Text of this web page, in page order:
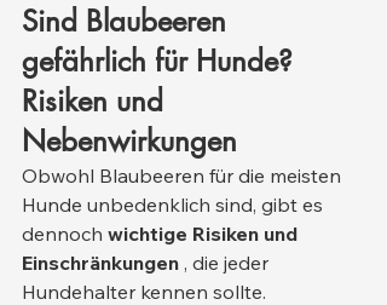
Sind Blaubeeren
gefährlich für Hunde?
Risiken und
Nebenwirkungen
Obwohl Blaubeeren für die meisten
Hunde unbedenklich sind, gibt es
dennoch wichtige Risiken und
Einschränkungen , die jeder
Hundehalter kennen sollte.